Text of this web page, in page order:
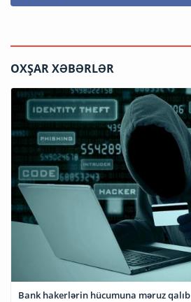
OXŞAR XƏBƏRLƏR
Bank hakerlərin hücumuna məruz qalıb